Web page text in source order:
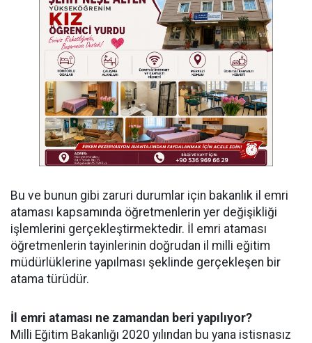
Bu ve bunun gibi zaruri durumlar için bakanlık il emri
ataması kapsamında öğretmenlerin yer değişikliği
işlemlerini gerçekleştirmektedir. İl emri ataması
öğretmenlerin tayinlerinin doğrudan il milli eğitim
müdürlüklerine yapılması şeklinde gerçekleşen bir
atama türüdür.
İl emri ataması ne zamandan beri yapılıyor?
Milli Eğitim Bakanlığı 2020 yılından bu yana istisnasız